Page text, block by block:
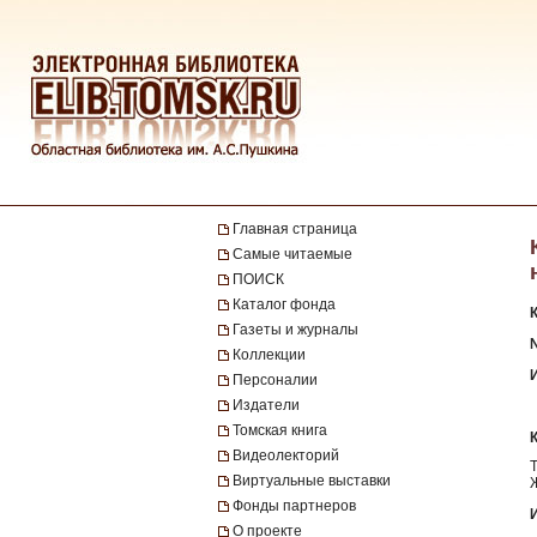
Главная страница
Самые читаемые
ПОИСК
Каталог фонда
Газеты и журналы
Коллекции
Персоналии
Издатели
Томская книга
Видеолекторий
Виртуальные выставки
Фонды партнеров
О проекте